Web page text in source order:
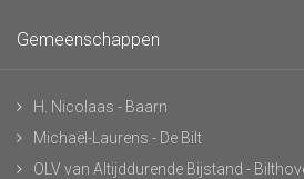
Gemeenschappen
H. Nicolaas - Baarn
Michaël-Laurens - De Bilt
OLV van Altijddurende Bijstand -